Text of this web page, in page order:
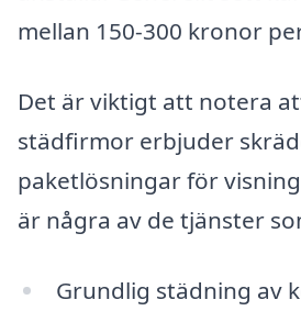
mellan 150-300 kronor
Det är viktigt att notera
städfirmor erbjuder
paketlösningar för
är några av de tjänster
Grundlig städning av